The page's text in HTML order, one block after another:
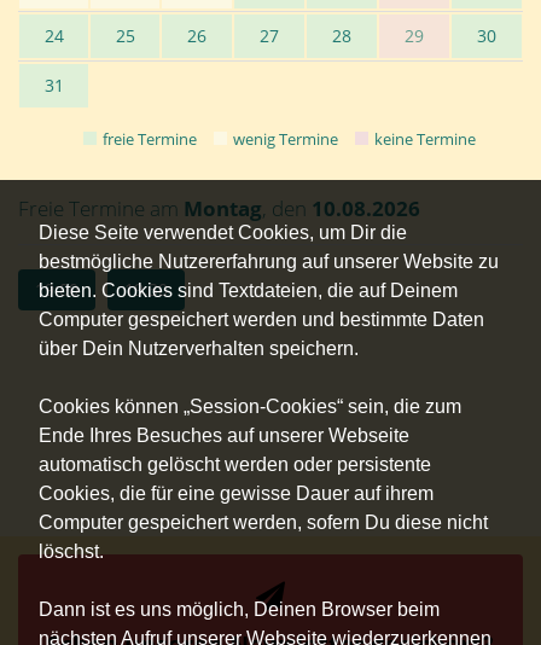
Diese Seite verwendet Cookies, um Dir die
bestmögliche Nutzererfahrung auf unserer Website zu
bieten. Cookies sind Textdateien, die auf Deinem
Computer gespeichert werden und bestimmte Daten
über Dein Nutzerverhalten speichern.
Cookies können „Session-Cookies“ sein, die zum
Ende Ihres Besuches auf unserer Webseite
automatisch gelöscht werden oder persistente
Cookies, die für eine gewisse Dauer auf ihrem
Computer gespeichert werden, sofern Du diese nicht
löschst.
Dann ist es uns möglich, Deinen Browser beim
nächsten Aufruf unserer Webseite wiederzuerkennen
24 25 26 27 28 29 30
31
freie Termine wenig Termine keine Termine
Freie Termine am Montag, den 10.08.2026
19:00 19:30